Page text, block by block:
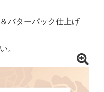
バターパック仕上げ
。